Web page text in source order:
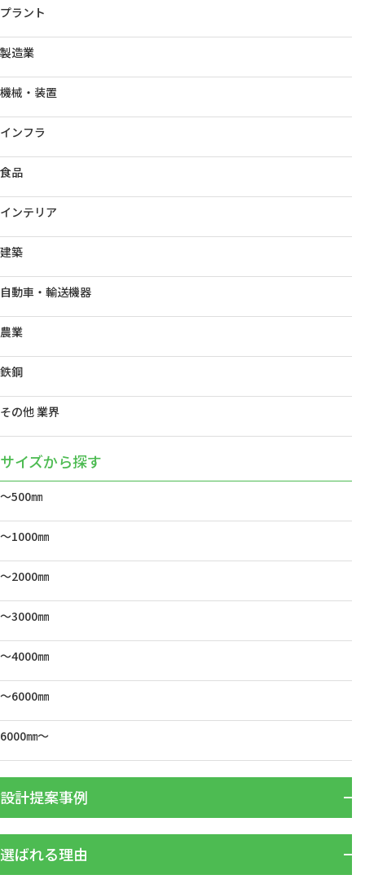
プラント
製造業
機械・装置
インフラ
食品
インテリア
建築
自動車・輸送機器
農業
鉄鋼
その他 業界
サイズから探す
～500㎜
～1000㎜
～2000㎜
～3000㎜
～4000㎜
～6000㎜
6000㎜～
設計提案事例
選ばれる理由